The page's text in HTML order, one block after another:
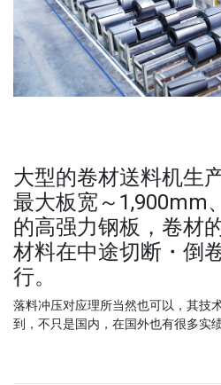
大型的卷材送料机生
最大板宽～1,900mm
的高强力钢板，卷材
材料在中途切断・倒
行。
落料冲压对应理所当然也可以，其技
到，不只是国内，在国外也有很多实